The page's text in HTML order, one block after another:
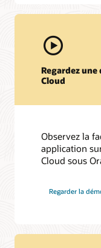
Regardez
Cloud
Observez la
application
Cloud sous
Regarder la